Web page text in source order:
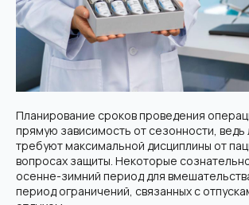
Планирование сроков проведения
прямую зависимость от сезонности,
требуют максимальной дисциплины от
вопросах защиты. Некоторые
осенне-зимний период для
период ограничений, связанных с